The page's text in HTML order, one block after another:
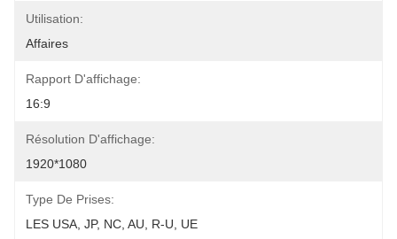
Utilisation:
Affaires
Rapport D'affichage:
16:9
Résolution D'affichage:
1920*1080
Type De Prises:
LES USA, JP, NC, AU, R-U, UE